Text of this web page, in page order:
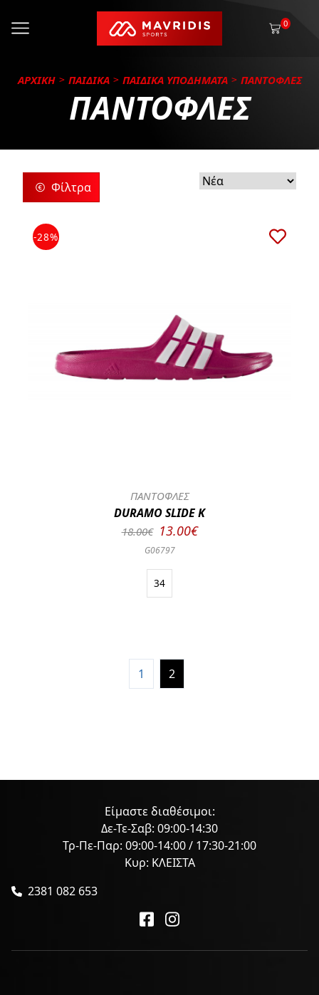
0
ΑΡΧΙΚΗ ΠΑΙΔΙΚΑ ΠΑΙΔΙΚΑ ΥΠΟΔΗΜΑΤΑ ΠΑΝΤΟΦΛΕΣ
ΠΑΝΤΟΦΛΕΣ
Φίλτρα
-28%
ΠΑΝΤΟΦΛΕΣ
DURAMO SLIDE K
18.00€ 13.00€
G06797
34
1 2
Είμαστε διαθέσιμοι:
Δε-Τε-Σαβ: 09:00-14:30
Τρ-Πε-Παρ: 09:00-14:00 / 17:30-21:00
Κυρ: ΚΛΕΙΣΤΑ
2381 082 653